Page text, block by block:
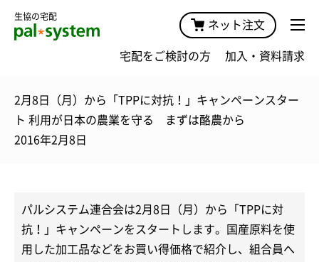
生協の宅配
ネット注文
宅配をご検討の方 加入・資料請求
2月8日（月）から「TPPに対抗！」キャンペーンスター
ト 利用が日本の農業を守る まずは酪農から
2016年2月8日
パルシステム連合会は2月8日（月）から「TPPに対
抗！」キャンペーンをスタートします。国産原料を使
用した加工品などをお買い得価格で紹介し、組合員へ